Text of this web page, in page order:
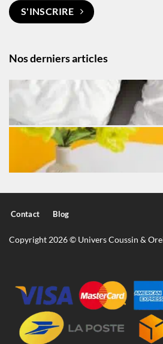
Nos derniers articles
S'INSCRIRE
Contact Blog
Copyright 2026 © Univers Coussin &